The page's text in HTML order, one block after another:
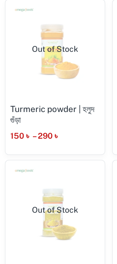
Out of Stock
Turmeric powder | হলুদ
গুঁড়া
150 ৳ – 290 ৳
Out of Stock